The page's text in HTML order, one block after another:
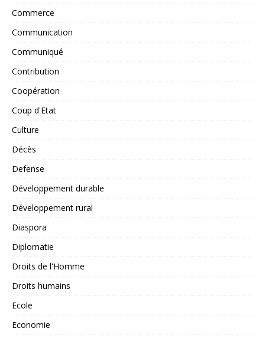
Commerce
Communication
Communiqué
Contribution
Coopération
Coup d'Etat
Culture
Décès
Defense
Développement durable
Développement rural
Diaspora
Diplomatie
Droits de l'Homme
Droits humains
Ecole
Economie